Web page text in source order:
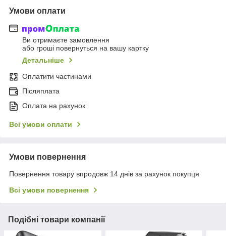
Умови оплати
Ви отримаєте замовлення
або гроші повернуться на вашу картку
Детальніше
Оплатити частинами
Післяплата
Оплата на рахунок
Всі умови оплати
Умови повернення
Повернення товару впродовж 14 днів за рахунок покупця
Всі умови повернення
Подібні товари компанії